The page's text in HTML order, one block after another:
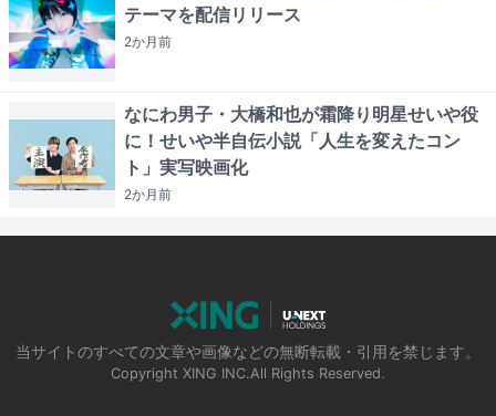
テーマを配信リリース
2か月前
なにわ男子・大橋和也が霜降り明星せいや役
に！せいや半自伝小説「人生を変えたコン
ト」実写映画化
2か月前
当サイトのすべての文章や画像などの無断転載・引用を禁じます。
Copyright XING INC.All Rights Reserved.